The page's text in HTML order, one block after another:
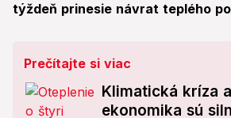
týždeň prinesie návrat teplého
Prečítajte si viac
Klimatická kríza
ekonomika sú